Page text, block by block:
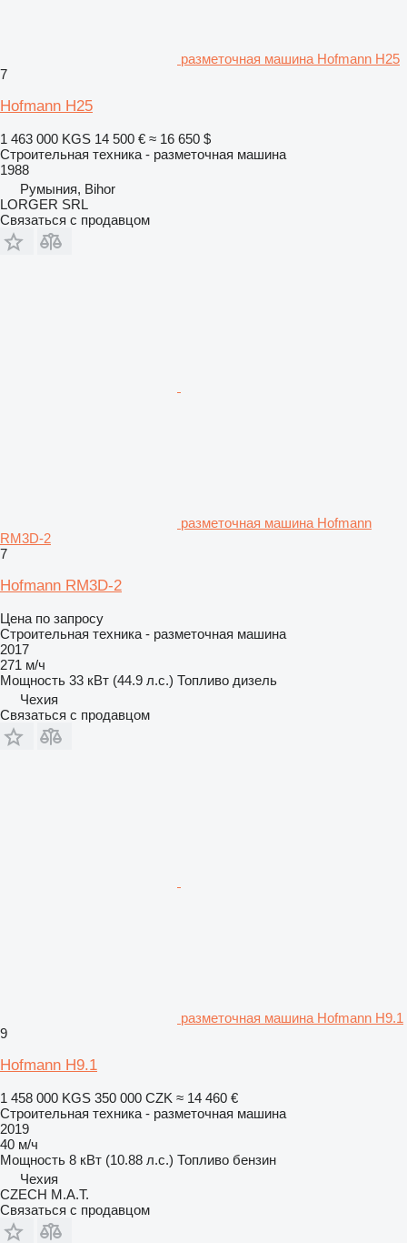
разметочная машина Hofmann H25
7
Hofmann H25
1 463 000 KGS 14 500 € ≈ 16 650 $
Строительная техника - разметочная машина
1988
Румыния, Bihor
LORGER SRL
Связаться с продавцом
разметочная машина Hofmann
RM3D-2
7
Hofmann RM3D-2
Цена по запросу
Строительная техника - разметочная машина
2017
271 м/ч
Мощность 33 кВт (44.9 л.с.) Топливо дизель
Чехия
Связаться с продавцом
разметочная машина Hofmann H9.1
9
Hofmann H9.1
1 458 000 KGS 350 000 CZK ≈ 14 460 €
Строительная техника - разметочная машина
2019
40 м/ч
Мощность 8 кВт (10.88 л.с.) Топливо бензин
Чехия
CZECH M.A.T.
Связаться с продавцом